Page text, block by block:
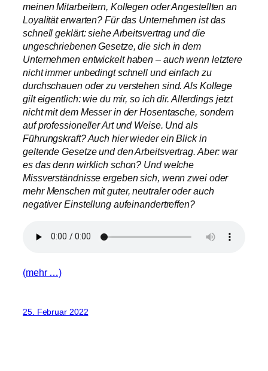
meinen Mitarbeitern, Kollegen oder Angestellten an
Loyalität erwarten? Für das Unternehmen ist das
schnell geklärt: siehe Arbeitsvertrag und die
ungeschriebenen Gesetze, die sich in dem
Unternehmen entwickelt haben – auch wenn letztere
nicht immer unbedingt schnell und einfach zu
durchschauen oder zu verstehen sind. Als Kollege
gilt eigentlich: wie du mir, so ich dir. Allerdings jetzt
nicht mit dem Messer in der Hosentasche, sondern
auf professioneller Art und Weise. Und als
Führungskraft? Auch hier wieder ein Blick in
geltende Gesetze und den Arbeitsvertrag. Aber: war
es das denn wirklich schon? Und welche
Missverständnisse ergeben sich, wenn zwei oder
mehr Menschen mit guter, neutraler oder auch
negativer Einstellung aufeinandertreffen?
(mehr …)
25. Februar 2022